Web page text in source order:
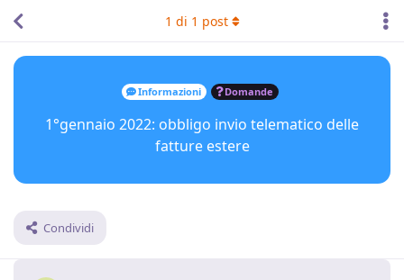
Informazioni Domande
1°gennaio 2022: obbligo invio telematico delle
fatture estere
Condividi
1 di 1 post